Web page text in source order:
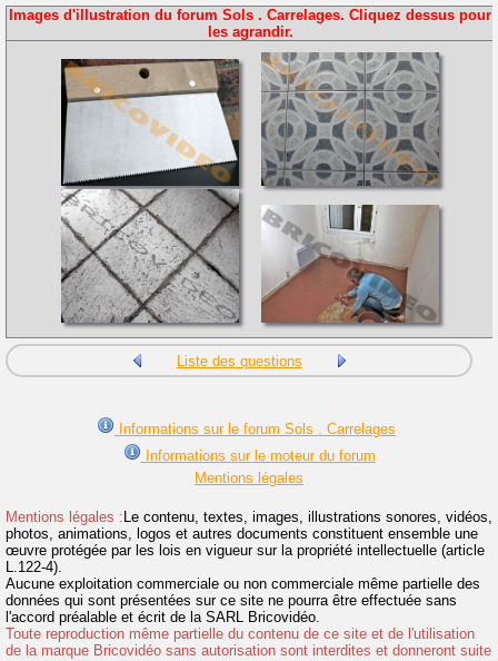
Images d'illustration du forum Sols . Carrelages. Cliquez dessus pour
les agrandir.
Liste des questions
Informations sur le forum Sols . Carrelages
Informations sur le moteur du forum
Mentions légales
Mentions légales : Le contenu, textes, images, illustrations sonores, vidéos,
photos, animations, logos et autres documents constituent ensemble une
œuvre protégée par les lois en vigueur sur la propriété intellectuelle (article
L.122-4).
Aucune exploitation commerciale ou non commerciale même partielle des
données qui sont présentées sur ce site ne pourra être effectuée sans
l'accord préalable et écrit de la SARL Bricovidéo.
Toute reproduction même partielle du contenu de ce site et de l'utilisation
de la marque Bricovidéo sans autorisation sont interdites et donneront suite